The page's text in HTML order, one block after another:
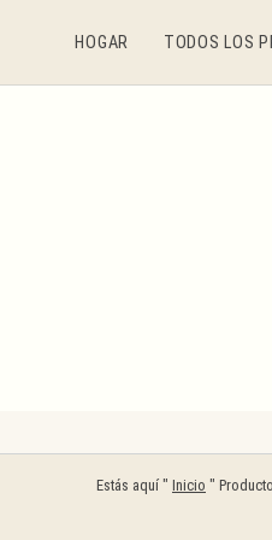
HOGAR TODOS LOS
Estás aquí " Inicio "